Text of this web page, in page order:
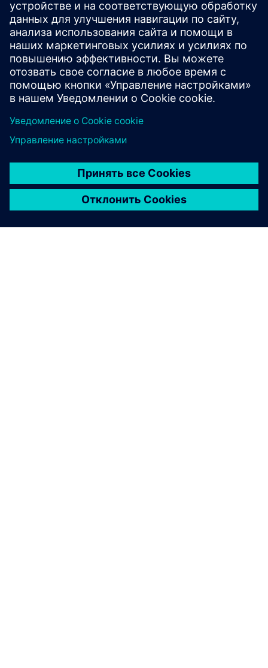
Включает удобные функции проводки, такие как
индикаторы длины полосы и широкий выбор
дополнительных контактов, упрощающие
установку и настройку.